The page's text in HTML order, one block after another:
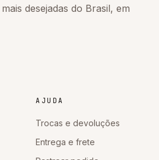
desejadas do Brasil, em
AJUDA
Trocas e devoluções
Entrega e frete